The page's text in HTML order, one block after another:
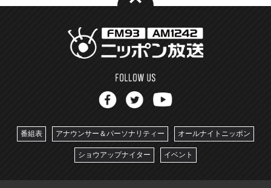
番組表 アナウンサー＆パーソナリティー オールナイトニッポン
ショウアップナイター イベント